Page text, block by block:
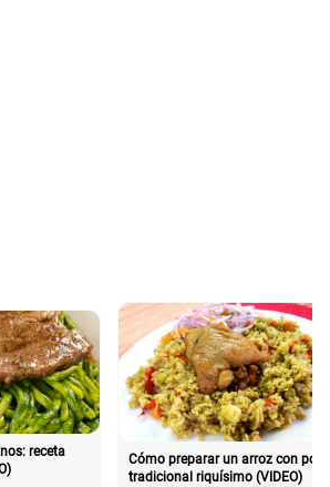
receta
Cómo preparar un arroz con pollo
tradicional riquísimo (VIDEO)